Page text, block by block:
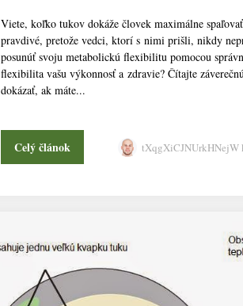
Viete, koľko tukov dokáže človek maximálne
pravdivé, pretože vedci, ktorí s nimi prišli, nikdy
posunúť svoju metabolickú flexibilitu pomocou
flexibilita vašu výkonnosť a zdravie? Čítajte
dokázať, ak máte...
Celý článok tXqgXiCJNUrkHNejW